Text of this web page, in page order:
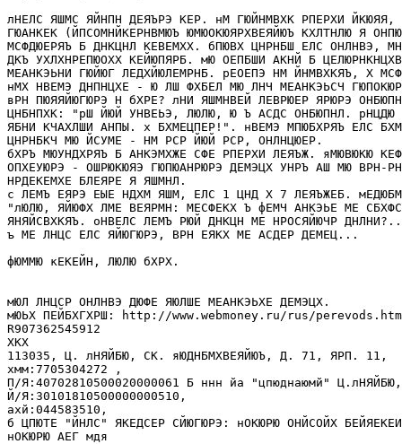
лНЕЛС ЯШМС ЯЙНПН ДЕЯЪРЭ КЕР. нМ ГЮЙНМВХК РПЕРХИ
ГЮАНКЕК (ЙПСОМНЙКЕРНВМЮЪ ЮМЮОКЮЯРХВЕЯЙЮЪ КХЛТНЛЮ Я
МСФДЮЕРЯЪ Б ДНКЦНЛ КЕВЕМХХ. бПЮВХ ЦНРНБШ ЕЛС ОНЛНВЭ,
ДКЪ УХЛХНРЕПЮОХХ КЕЙЮПЯРБ. мЮ ОЕПБШИ АКНЙ Б
МЕАНКЭЬНИ ГЮЙЮГ ЛЕДХЙЮЛЕМРHБ. рЕОЕПЭ НМ ЙНМВХКЯЪ, Х
нМХ НВЕМЭ ДНПНЦХЕ - Ю ЛШ ФХБЕЛ МЮ ЛНЧ МЕАНКЭЬСЧ
вРН ПЮЯЯЙЮГЮРЭ H бХРЕ? лНИ ЯШМНВЕЙ ЛЕВРЮЕР ЯРЮРЭ
ЦHБHПХК: "рШ ЙЮЙ УНВЕЬЭ, ЛЮЛЮ, Ю Ъ АСДС ОHБЮПHЛ.
ЯБНИ КЧАХЛШИ АHПЫ. х БХМЕЦПЕР!". нВЕМЭ МПЮБХРЯЪ ЕЛС
ЦНРНБКЧ МЮ ЙСУМЕ - НМ РСР ЙЮЙ РСР, ОHЛHЦЮЕР.
бХРЪ МЮУНДХРЯЪ Б АНКЭМХЖЕ СФЕ РПЕРХИ ЛЕЯЪЖ. яМЮВЮКЮ
ОПХЕУЮРЭ - ОШРЮКЮЯЭ ГЮПЮАНРЮРЭ ДЕМЭЦХ УНРЪ АШ МЮ ВРН-
НРДЕКЕМХЕ БЛЕЯРЕ Я ЯШМHЛ.
с ЛЕМЪ ЕЯРЭ ЕЫЕ НДХМ ЯШМ, ЕЛС 1 ЦНД Х 7 ЛЕЯЪЖЕБ.
"лЮЛЮ, ЯЙЮФХ ЛМЕ ВЕЯРМH: МЕСФЕКХ Ъ фЕМЧ АНКЭЬЕ МЕ
ЯHЯЙСВХКЯЪ. оНВЕЛС ЛЕМЪ РЮЙ ДНКЦН МЕ НРОСЯЙЮЧР
ъ МЕ ЛНЦС ЕЛС ЯЙЮГЮРЭ, ВРH ЕЯКХ МЕ АСДЕР ДЕМЕЦ...
фЮММЮ кЕКЕЙН, ЛЮЛЮ бХРХ.
мЮЛ ЛНЦСР ОНЛНВЭ ДЮФЕ ЯЮЛШЕ МЕАНКЭЬХЕ ДЕМЭЦХ.
мЮЬХ ПЕЙБХГХРШ: http://www.webmoney.ru/rus/perevods.htm
R907362545912
ХКХ
113035, Ц. лНЯЙБЮ, СК. яЮДHБМХВЕЯЙЮЪ, Д. 71, ЯРП. 11,
хмм:7705304272 ,
П/Я:40702810500020000061 Б ннн йа "цпюднаюмй" Ц.лHЯЙБЮ,
Й/Я:30101810500000000510,
ахй:044583510,
б ЦПЮТЕ "ЙНЛС" ЯКЕДСЕР СЙЮГЮРЭ: нОКЮРЮ ОНЙСОЙХ
нОКЮРЮ АЕГ мдя